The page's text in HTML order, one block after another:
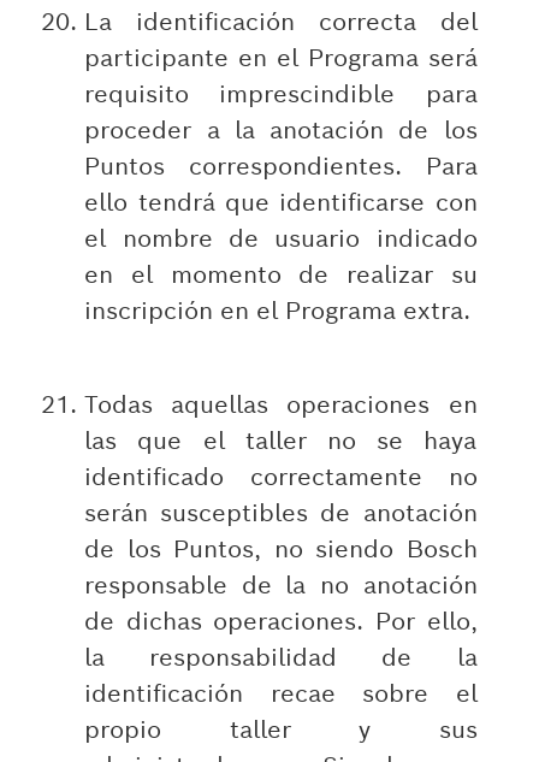
La identificación correcta del
participante en el Programa será
requisito imprescindible para
proceder a la anotación de los
Puntos correspondientes. Para
ello tendrá que identificarse con
el nombre de usuario indicado
en el momento de realizar su
inscripción en el Programa extra.
Todas aquellas operaciones en
las que el taller no se haya
identificado correctamente no
serán susceptibles de anotación
de los Puntos, no siendo Bosch
responsable de la no anotación
de dichas operaciones. Por ello,
la responsabilidad de la
identificación recae sobre el
propio taller y sus